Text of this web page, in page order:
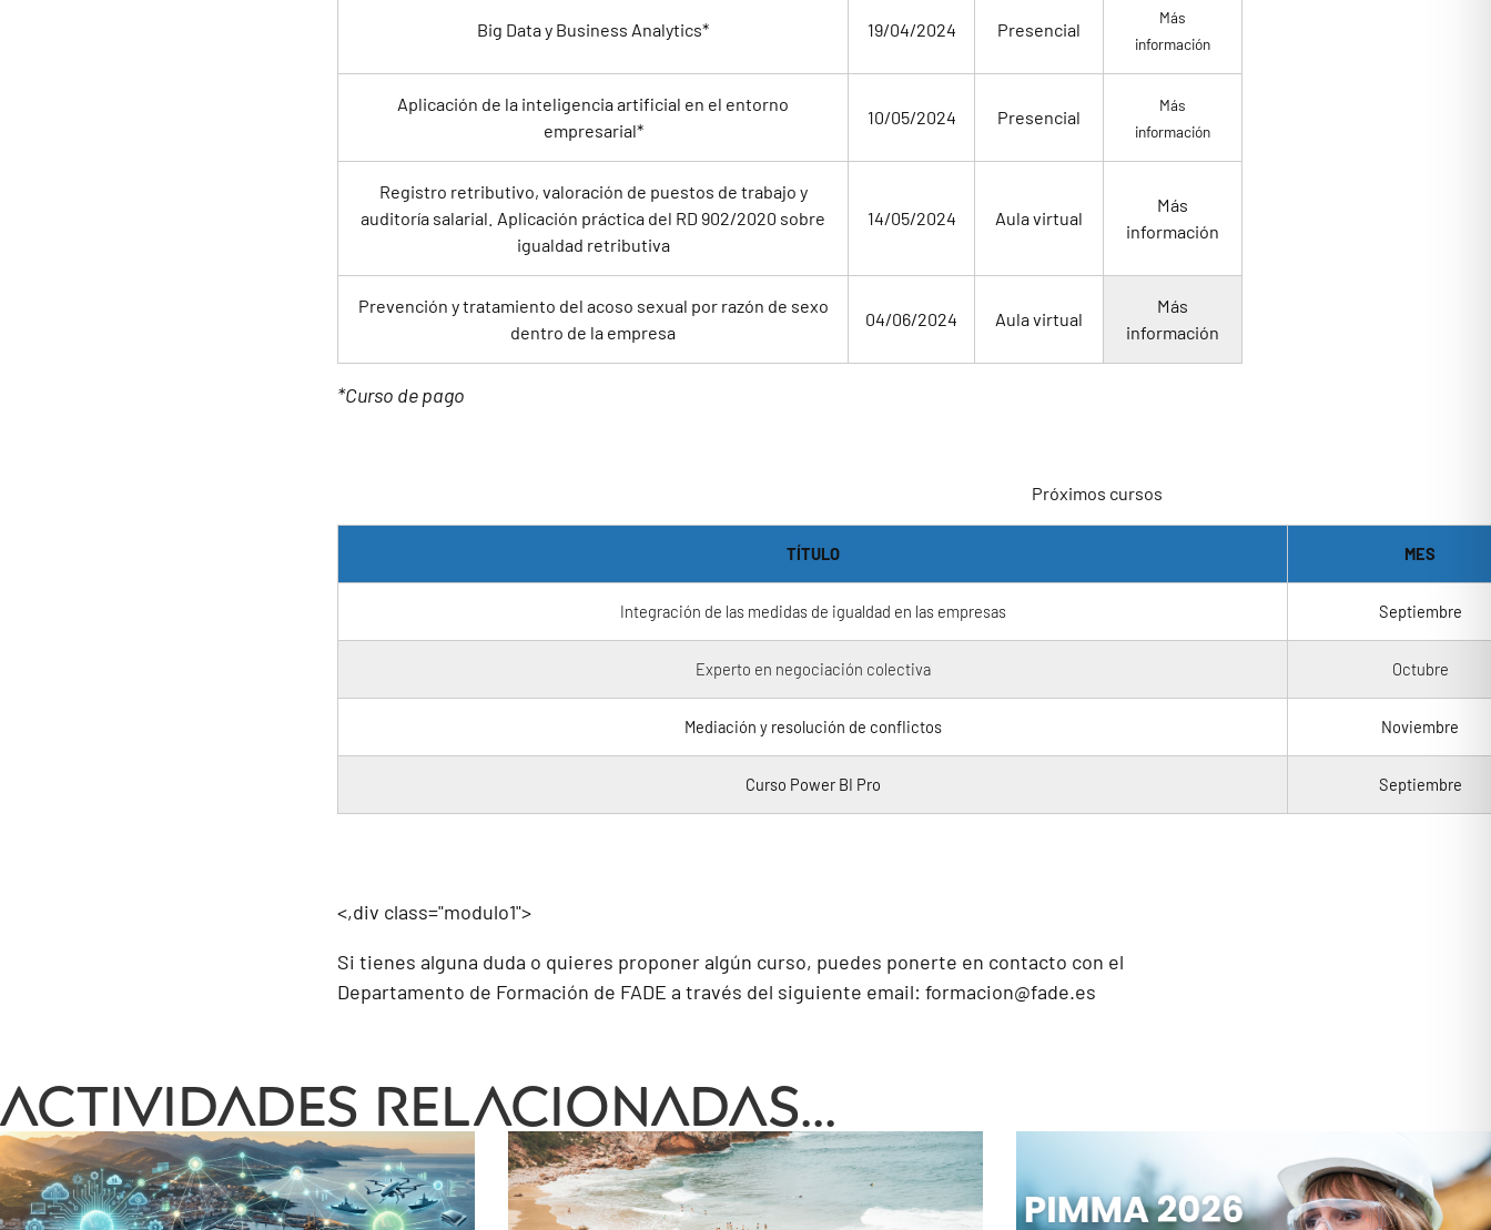
Big Data y Business Analytics* 19/04/2024 Presencial
Más
información
Aplicación de la inteligencia artificial en el entorno
empresarial*
10/05/2024 Presencial
Más
información
Registro retributivo, valoración de puestos de trabajo y
auditoría salarial. Aplicación práctica del RD 902/2020 sobre
igualdad retributiva
14/05/2024 Aula virtual
Más
información
Prevención y tratamiento del acoso sexual por razón de sexo
dentro de la empresa
04/06/2024 Aula virtual
Más
información
*Curso de pago
Próximos cursos
TÍTULO MES
Integración de las medidas de igualdad en las empresas Septiembre
Experto en negociación colectiva Octubre
Mediación y resolución de conflictos Noviembre
Curso Power BI Pro Septiembre
<,div class="modulo1">
Si tienes alguna duda o quieres proponer algún curso, puedes ponerte en contacto con el
Departamento de Formación de FADE a través del siguiente email: formacion@fade.es
Actividades relacionadas...